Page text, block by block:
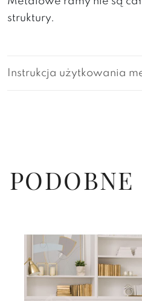
struktury.
Instrukcja użytkowania